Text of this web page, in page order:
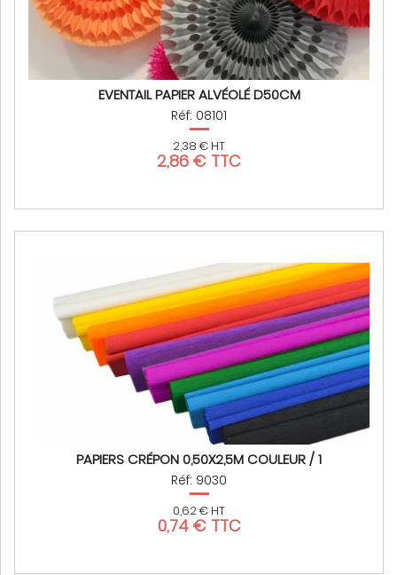
EVENTAIL PAPIER ALVÉOLÉ D50CM
Réf: 08101
2,38 € HT
2,86 € TTC
PAPIERS CRÉPON 0,50X2,5M COULEUR / 1
Réf: 9030
0,62 € HT
0,74 € TTC